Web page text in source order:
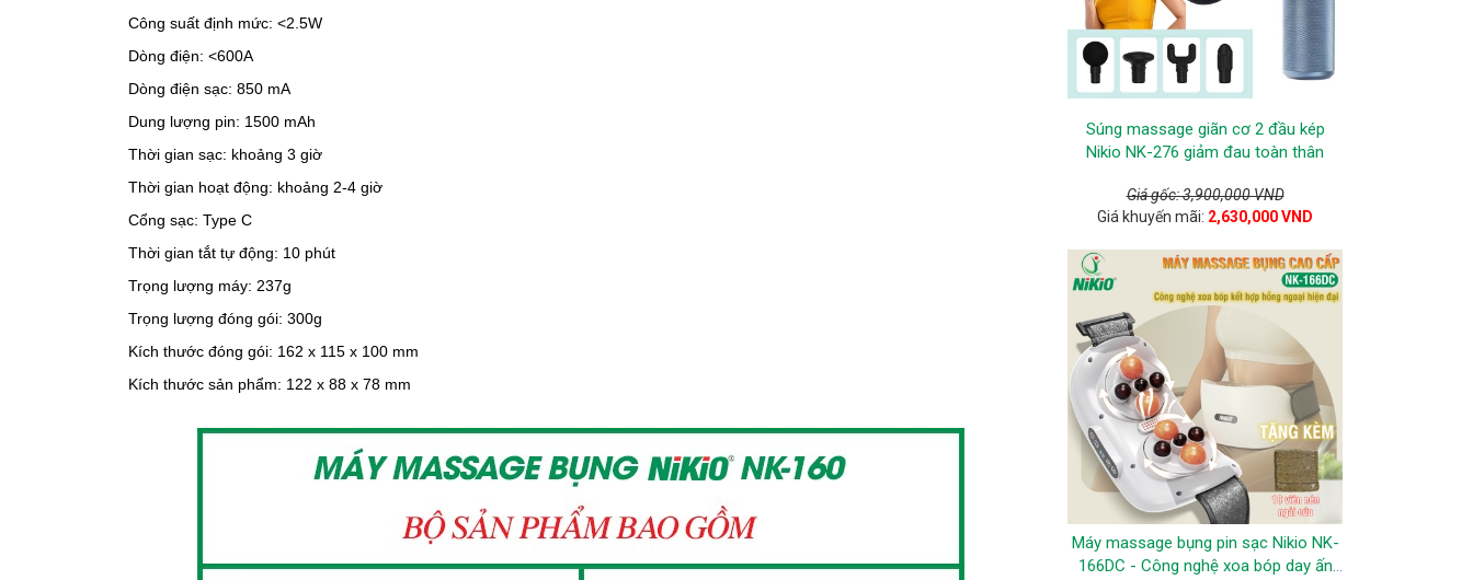
Công suất định mức: <2.5W
Dòng điện: <600A
Dòng điện sạc: 850 mA
Dung lượng pin: 1500 mAh
Thời gian sạc: khoảng 3 giờ
Thời gian hoạt động: khoảng 2-4 giờ
Cổng sạc: Type C
Thời gian tắt tự động: 10 phút
Trọng lượng máy: 237g
Trọng lượng đóng gói: 300g
Kích thước đóng gói: 162 x 115 x 100 mm
Kích thước sản phẩm: 122 x 88 x 78 mm
Súng massage giãn cơ 2 đầu kép
Nikio NK-276 giảm đau toàn thân
Giá gốc: 3,900,000 VND
Giá khuyến mãi: 2,630,000 VND
Máy massage bụng pin sạc Nikio NK-
166DC - Công nghệ xoa bóp day ấn